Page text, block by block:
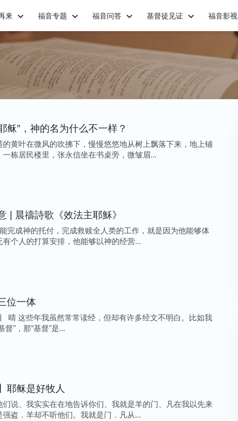
来 福音专题 福音问答 基督徒见证 福音影视
稣”，神的名为什么不一样？
的黄叶在微风的吹拂下，慢慢悠悠地从树上飘落下来，地上铺
一栋居民楼里，张永信坐在书桌旁，微皱眉...
| 晨禱詩歌《效法主耶穌》
完成神的托付，完成救赎全人类的工作，就是因为他能够体
有个人的打算安排，他能够以神的经营...
位一体
不明白。比如我
督”，那“基督”是...
耶稣是好牧人
们说、我实实在在地告诉你们、我就是羊的门、凡在我以先来
强盗．羊却不听他们。我就是门．凡从...